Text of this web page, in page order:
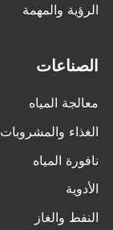
الرؤية والمهمة
الصناعات
معالجة المياه
الغذاء والمشروبات
نافورة المياه
الأدوية
النفط والغاز